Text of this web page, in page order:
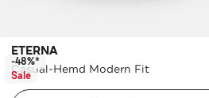
ETERNA
Casual-Hemd Modern Fit
-48%*
Sale